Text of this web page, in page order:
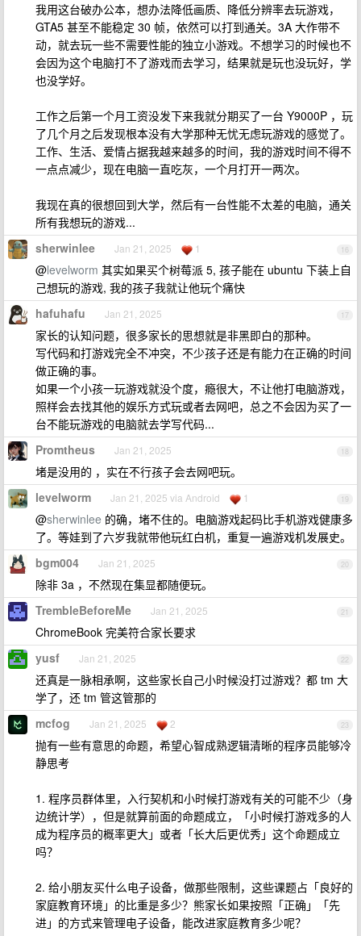
我用这台破办公本，想办法降低画质、降低分辨率去玩游戏，
GTA5 甚至不能稳定 30 帧，依然可以打到通关。3A 大作带不
动，就去玩一些不需要性能的独立小游戏。不想学习的时候也不
会因为这个电脑打不了游戏而去学习，结果就是玩也没玩好，学
也没学好。
工作之后第一个月工资没发下来我就分期买了一台 Y9000P ，玩
了几个月之后发现根本没有大学那种无忧无虑玩游戏的感觉了。
工作、生活、爱情占据我越来越多的时间，我的游戏时间不得不
一点点减少，现在电脑一直吃灰，一个月打开一两次。
我现在真的很想回到大学，然后有一台性能不太差的电脑，通关
所有我想玩的游戏...
16
sherwinlee Jan 21, 2025 1
@levelworm 其实如果买个树莓派 5, 孩子能在 ubuntu 下装上自
己想玩的游戏, 我的孩子我就让他玩个痛快
17
hafuhafu Jan 21, 2025
家长的认知问题，很多家长的思想就是非黑即白的那种。
写代码和打游戏完全不冲突，不少孩子还是有能力在正确的时间
做正确的事。
如果一个小孩一玩游戏就没个度，瘾很大，不让他打电脑游戏，
照样会去找其他的娱乐方式玩或者去网吧，总之不会因为买了一
台不能玩游戏的电脑就去学写代码...
18
Promtheus Jan 21, 2025
堵是没用的 ，实在不行孩子会去网吧玩。
19
levelworm Jan 21, 2025 via Android 1
@sherwinlee 的确，堵不住的。电脑游戏起码比手机游戏健康多
了。等娃到了六岁我就带他玩红白机，重复一遍游戏机发展史。
20
bgm004 Jan 21, 2025
除非 3a ，不然现在集显都随便玩。
21
TrembleBeforeMe Jan 21, 2025
ChromeBook 完美符合家长要求
22
yusf Jan 21, 2025
还真是一脉相承啊，这些家长自己小时候没打过游戏？都 tm 大
学了，还 tm 管这管那的
23
mcfog Jan 21, 2025 2
抛有一些有意思的命题，希望心智成熟逻辑清晰的程序员能够冷
静思考
1. 程序员群体里，入行契机和小时候打游戏有关的可能不少（身
边统计学），但是就算前面的命题成立，「小时候打游戏多的人
成为程序员的概率更大」或者「长大后更优秀」这个命题成立
吗？
2. 给小朋友买什么电子设备，做那些限制，这些课题占「良好的
家庭教育环境」的比重是多少？熊家长如果按照「正确」「先
进」的方式来管理电子设备，能改进家庭教育多少呢？